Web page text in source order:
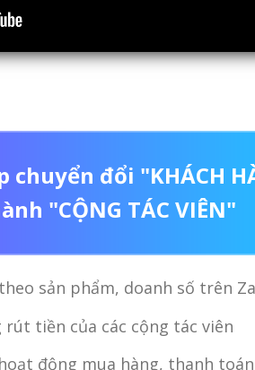
chuyển đổi "KHÁCH
"CỘNG TÁC VIÊN"
sản phẩm, doanh số trên
rút tiền của các cộng tác viên
động mua hàng, thanh toán